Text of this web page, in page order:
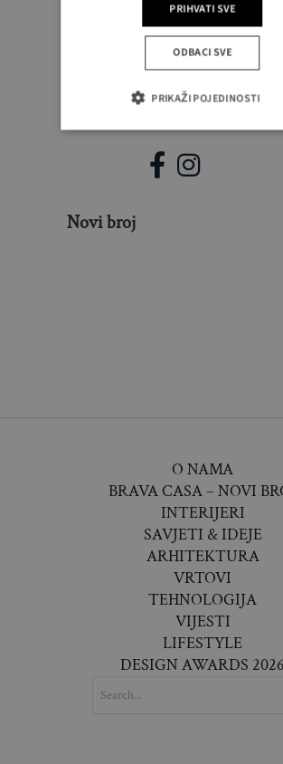
Novi broj
O NAMA
BRAVA CASA – NOVI
INTERIJERI
SAVJETI & IDEJE
ARHITEKTURA
VRTOVI
TEHNOLOGIJA
VIJESTI
LIFESTYLE
DESIGN AWARDS 2026
FOR:
PRIHVATI SVE
ODBACI SVE
PRIKAŽI POJEDINOSTI